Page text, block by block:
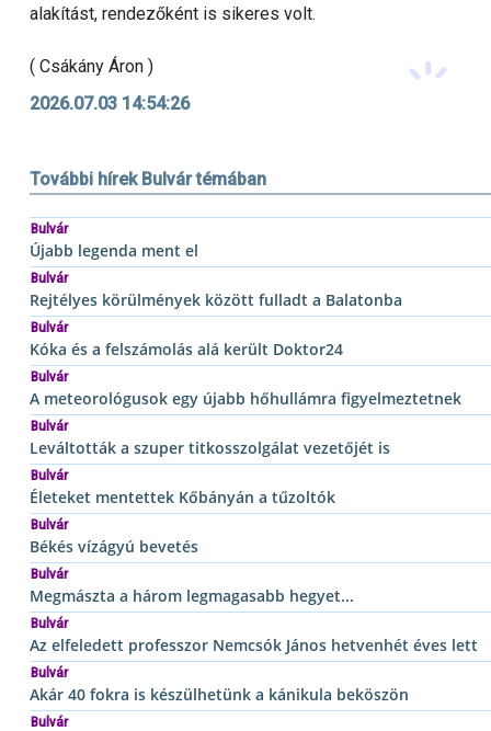
alakítást, rendezőként is sikeres volt.
( Csákány Áron )
2026.07.03 14:54:26
További hírek Bulvár témában
Bulvár
Újabb legenda ment el
Bulvár
Rejtélyes körülmények között fulladt a Balatonba
Bulvár
Kóka és a felszámolás alá került Doktor24
Bulvár
A meteorológusok egy újabb hőhullámra figyelmeztetnek
Bulvár
Leváltották a szuper titkosszolgálat vezetőjét is
Bulvár
Életeket mentettek Kőbányán a tűzoltók
Bulvár
Békés vízágyú bevetés
Bulvár
Megmászta a három legmagasabb hegyet...
Bulvár
Az elfeledett professzor Nemcsók János hetvenhét éves lett
Bulvár
Akár 40 fokra is készülhetünk a kánikula beköszön
Bulvár